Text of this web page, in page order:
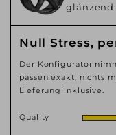
Null Stress,
Der Konfigurator
passen exakt, nichts
Lieferung inklusive.
Quality